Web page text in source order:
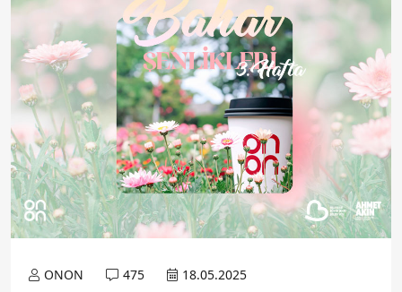
ONON 475 18.05.2025